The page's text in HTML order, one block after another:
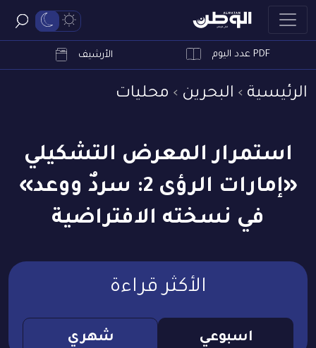
PDF عدد اليوم الأرشيف
الرئيسية البحرين محليات
استمرار المعرض التشكيلي
«إمارات الرؤى 2: سردٌ ووعد»
في نسخته الافتراضية
الأكثر قراءة
اسبوعي شهري